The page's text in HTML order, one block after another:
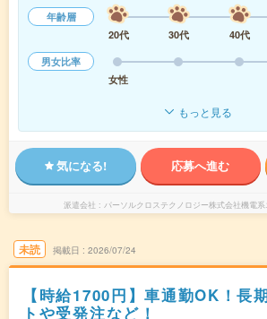
年齢層
20代
30代 40代
男女比率
女性
もっと見る
気になる! 応募へ進む
派遣会社 パーソルクロステクノロジー株式会社機電
未読 掲載日 2026/07/24
【時給1700円】車通勤OK！長
トや受発注など！